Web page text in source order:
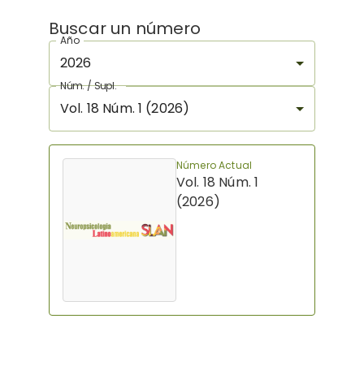
Buscar un número
Año
2026
Núm. / Supl.
Vol. 18 Núm. 1 (2026)
Número Actual
Vol. 18 Núm. 1
(2026)